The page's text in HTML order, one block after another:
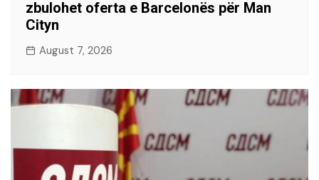
zbulohet oferta e Barcelonës për Man
Cityn
August 7, 2026